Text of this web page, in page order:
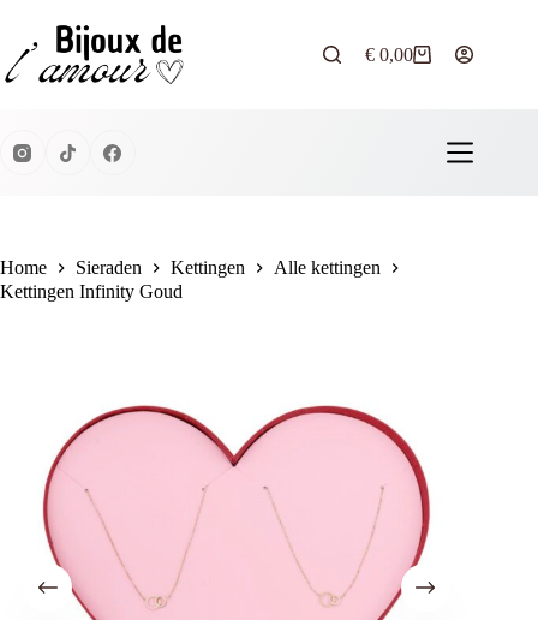
inhoud
Winkelwagen
€ 0,00
Home Sieraden Kettingen
Alle kettingen
Kettingen Infinity Goud